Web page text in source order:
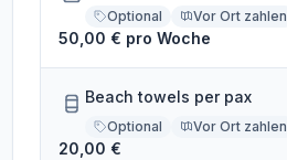
Optional Vor Ort zahlen
50,00 € pro Woche
Beach towels per pax
Optional Vor Ort zahlen
20,00 €